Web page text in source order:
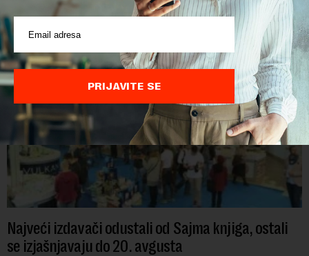
objekte u okviru kompl...
Najveći izdavači odustali od Sajma knjiga, ostali
se izjašnjavaju do 20. avgusta
PRIJAVITE SE